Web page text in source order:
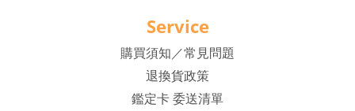
Service
購買須知／常見問題
退換貨政策
鑑定卡 委送清單